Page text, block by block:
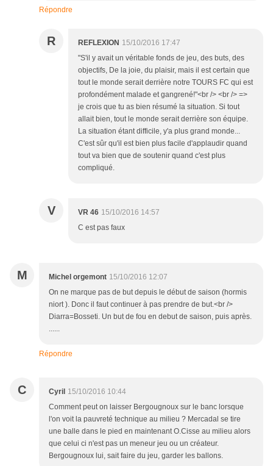
Répondre
R REFLEXION 15/10/2016 17:47
"S'il y avait un véritable fonds de jeu, des buts, des
objectifs, De la joie, du plaisir, mais il est certain que
tout le monde serait derrière notre TOURS FC qui est
profondément malade et gangrené!"<br /> <br /> =>
je crois que tu as bien résumé la situation. Si tout
allait bien, tout le monde serait derrière son équipe.
La situation étant difficile, y'a plus grand monde...
C'est sûr qu'il est bien plus facile d'applaudir quand
tout va bien que de soutenir quand c'est plus
compliqué.
V VR 46 15/10/2016 14:57
C est pas faux
M Michel orgemont 15/10/2016 12:07
On ne marque pas de but depuis le début de saison (hormis
niort ). Donc il faut continuer à pas prendre de but.<br />
Diarra=Bosseti. Un but de fou en debut de saison, puis après.
......
Répondre
C Cyril 15/10/2016 10:44
Comment peut on laisser Bergougnoux sur le banc lorsque
l'on voit la pauvreté technique au milieu ? Mercadal se tire
une balle dans le pied en maintenant O.Cisse au milieu alors
que celui ci n'est pas un meneur jeu ou un créateur.
Bergougnoux lui, sait faire du jeu, garder les ballons.